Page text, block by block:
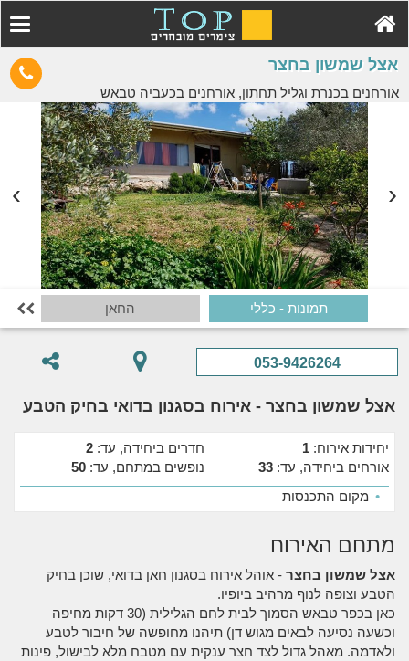
אצל שמשון בחצר
אורחנים בכנרת וגליל תחתון, אורחנים בכעביה טבאש
תמונות - כללי החאן 
053-9426264
אצל שמשון בחצר - אירוח בסגנון בדואי בחיק הטבע
יחידות אירוח: 1 חדרים ביחידה, עד: 2
אורחים ביחידה, עד: 33 נופשים במתחם, עד: 50
• מקום התכנסות
מתחם האירוח
אצל שמשון בחצר- אוהל אירוח בסגנון חאן בדואי, שוכן בחיק
הטבע וצופה לנוף מרהיב ביופיו.
כאן בכפר טבאש הסמוך לבית לחם הגלילית (30 דקות מחיפה
וכשעה נסיעה לבאים מגוש דן) תיהנו מחופשה של חיבור לטבע
ולאדמה. מאהל גדול לצד חצר ענקית עם מטבח מלא לבישול, פינות